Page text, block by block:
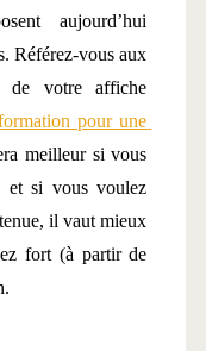
aujourd’hui
Référez-vous aux
de votre affiche
pour une
meilleur si vous
et si vous voulez
il vaut mieux
fort (à partir de